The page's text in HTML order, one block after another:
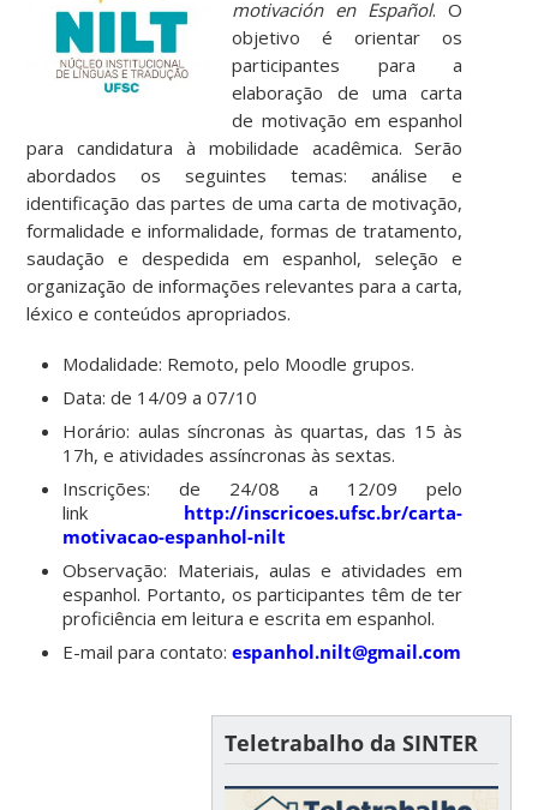
motivación en Español. O
objetivo é orientar os
participantes para a
elaboração de uma carta
de motivação em espanhol
para candidatura à mobilidade acadêmica. Serão
abordados os seguintes temas: análise e
identificação das partes de uma carta de motivação,
formalidade e informalidade, formas de tratamento,
saudação e despedida em espanhol, seleção e
organização de informações relevantes para a carta,
léxico e conteúdos apropriados.
Modalidade: Remoto, pelo Moodle grupos.
Data: de 14/09 a 07/10
Horário: aulas síncronas às quartas, das 15 às
17h, e atividades assíncronas às sextas.
Inscrições: de 24/08 a 12/09 pelo
link http://inscricoes.ufsc.br/carta-
motivacao-espanhol-nilt
Observação: Materiais, aulas e atividades em
espanhol. Portanto, os participantes têm de ter
proficiência em leitura e escrita em espanhol.
E-mail para contato:espanhol.nilt@gmail.com
Teletrabalho da SINTER